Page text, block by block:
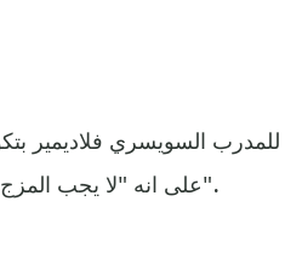
السويسري فلاديمير
على انه "لا يجب المزج أبدا بين السياسة وكرة القدم".